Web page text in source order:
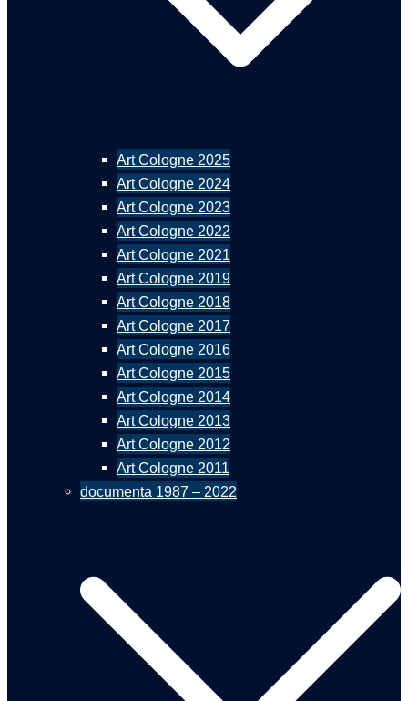
Art Cologne 2025
Art Cologne 2024
Art Cologne 2023
Art Cologne 2022
Art Cologne 2021
Art Cologne 2019
Art Cologne 2018
Art Cologne 2017
Art Cologne 2016
Art Cologne 2015
Art Cologne 2014
Art Cologne 2013
Art Cologne 2012
Art Cologne 2011
documenta 1987 – 2022